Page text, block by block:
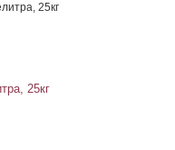
25кг